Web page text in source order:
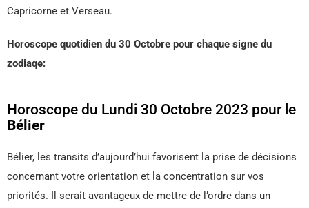
Capricorne et Verseau.
Horoscope quotidien du 30 Octobre pour chaque signe du
zodiaqe:
Horoscope du Lundi 30 Octobre 2023 pour le
Bélier
Bélier, les transits d’aujourd’hui favorisent la prise de décisions
concernant votre orientation et la concentration sur vos
priorités. Il serait avantageux de mettre de l’ordre dans un